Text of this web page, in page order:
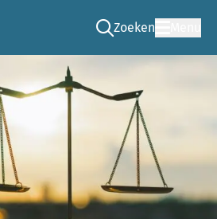
Zoeken
Ga naar de zoek